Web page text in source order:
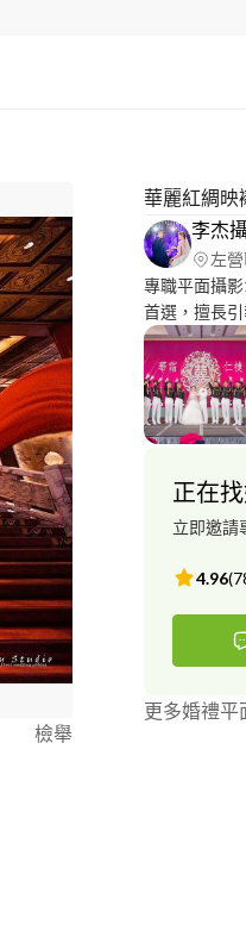
檢舉
華麗紅綢映
李杰
左
專職平面攝
首選，擅長
調流程細節
刻的美好，
子、抓週、
書 https://
正在
立即邀請
4.96(
更多婚禮平